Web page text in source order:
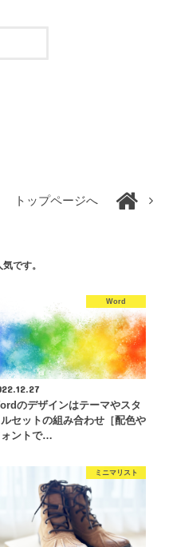
トップページへ
です。
Word
のデザインはテーマやスタ
セットの組み合わせ［配色や
ォントで…
ミニマリスト